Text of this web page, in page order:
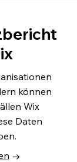
können
Wix
Daten
→